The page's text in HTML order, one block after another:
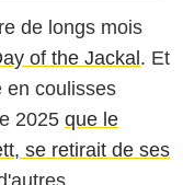
de longs mois
of the Jackal. Et
en coulisses
2025 que le
se retirait de ses